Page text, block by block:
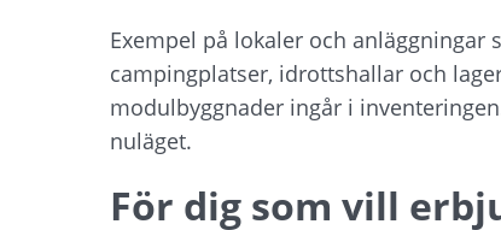
Exempel på lokaler och anläggningar
campingplatser, idrottshallar och
modulbyggnader ingår i
nuläget.
För dig som vill